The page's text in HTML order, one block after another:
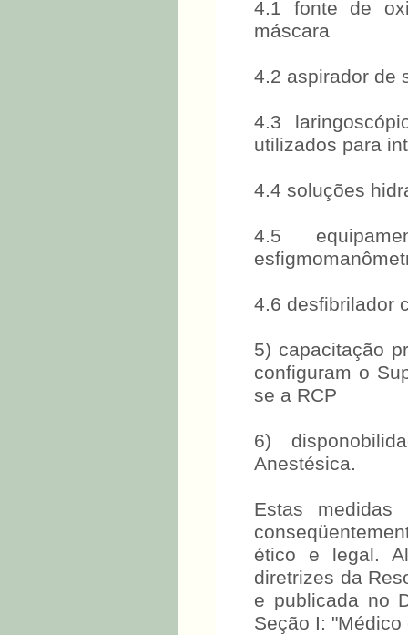
4.1 fonte de
máscara
4.2 aspirador de
4.3
utilizados para
4.4 soluções
4.5
4.6 desfibrilador
5) capacitação
configuram o
se a RCP
6)
Anestésica.
Estas
ético e legal.
diretrizes da
e publicada no
Seção I: